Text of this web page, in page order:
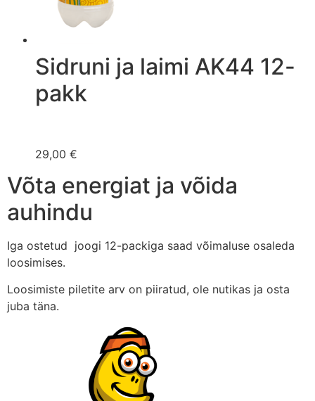
Sidruni ja laimi AK44 12-
pakk
29,00 €
Võta energiat ja võida
auhindu
Iga ostetud joogi 12-packiga saad võimaluse osaleda
loosimises.
Loosimiste piletite arv on piiratud, ole nutikas ja osta
juba täna.